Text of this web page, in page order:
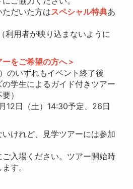
だいた方はスペシャル特典あ
利用者が映り込まないように
をご希望の方へ＞
のいずれもイベント終了後
学生によるガイド付きツアー
）
12日（土）14:30予定、26日
けれど、見学ツアーには参加
入場ください。ツアー開始時
す。